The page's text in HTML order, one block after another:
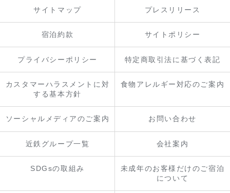
サイトマップ プレスリリース
宿泊約款 サイトポリシー
プライバシーポリシー 特定商取引法に基づく表記
カスタマーハラスメントに対
する基本方針
食物アレルギー対応のご案内
ソーシャルメディアのご案内 お問い合わせ
近鉄グループ一覧 会社案内
SDGsの取組み
未成年のお客様だけのご宿泊
について